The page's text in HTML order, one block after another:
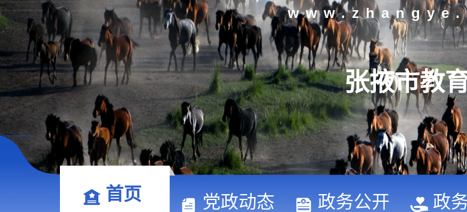
张掖市教
首页 党政动态 政务公开 政